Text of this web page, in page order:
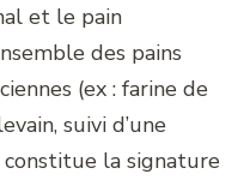
et le pain
des pains
(ex : farine de
suivi d’une
la signature